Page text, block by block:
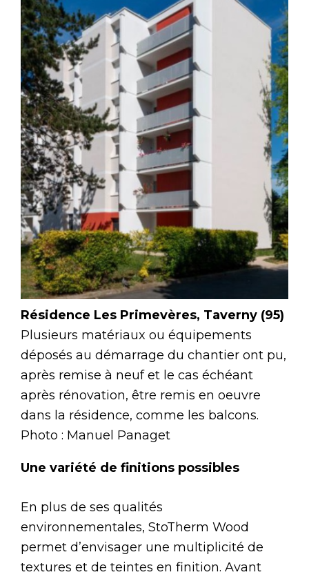
Résidence Les Primevères, Taverny (95)
Plusieurs matériaux ou équipements
déposés au démarrage du chantier ont pu,
après remise à neuf et le cas échéant
après rénovation, être remis en oeuvre
dans la résidence, comme les balcons.
Photo : Manuel Panaget
Une variété de finitions possibles
En plus de ses qualités
environnementales, StoTherm Wood
permet d’envisager une multiplicité de
textures et de teintes en finition. Avant